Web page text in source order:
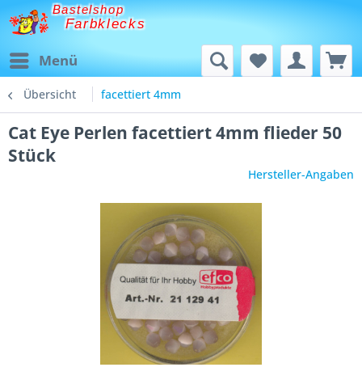
Bastelshop
Farbklecks
Menü
Übersicht facettiert 4mm
Cat Eye Perlen facettiert 4mm flieder 50
Stück
Hersteller-Angaben